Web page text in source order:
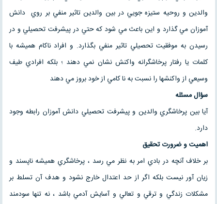
والدين و روحيه ستيزه جويي در بين والدين تاثير منفي بر روي دانش
آموزان مي گذارد و اين باعث مي شود كه حتي در پيشرفت تحصيلي و در
رسيدن به موفقيت تحصيلي تاثير منفي بگذارد. و افراد ناكام هميشه با
كلمات يا رفتار پرخاشگرانه واكنش نشان نمي دهند ؛ بلكه افرادي طيف
وسيعي از واكنشها را نسبت به نا كامي از خود بروز مي دهند
سؤال مسئله
آيا بين پرخاشگري والدين و پيشرفت تحصيلي دانش آموزان رابطه وجود
دارد.
اهميت و ضرورت تحقيق
بر خلاف آنچه در بادي امر به نظر مي رسد ، پرخاشگري هميشه ناپسند و
زيان آور نيست بلكه اگر از حد اعتدال خارج نشود و هدف آن تسلط بر
مشكلات زندگي و ترقي و تعالي و آسايش آدمي باشد ، نه تنها سودمند